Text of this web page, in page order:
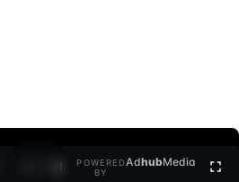
POWERED
BY
AdhubMedia